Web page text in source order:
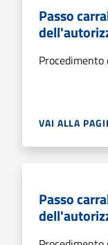
Passo
VAI ALLA
Passo